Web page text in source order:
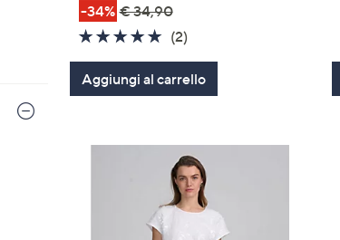
-34% € 34,90
5.0
5
Stars
(2)2
Aggiungi al carrello